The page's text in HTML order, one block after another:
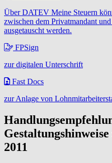
Über DATEV Meine Steuern
zwischen dem Privatmandant
ausgetauscht werden.
FPSign
zur digitalen Unterschrift
Fast Docs
zur Anlage von
2011